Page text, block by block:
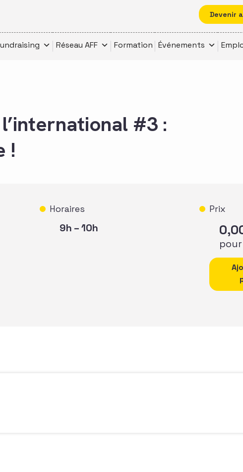
Devenir
Réseau AFF Formation Événements
#3 :
!
Horaires
9h – 10h
Prix
quantité